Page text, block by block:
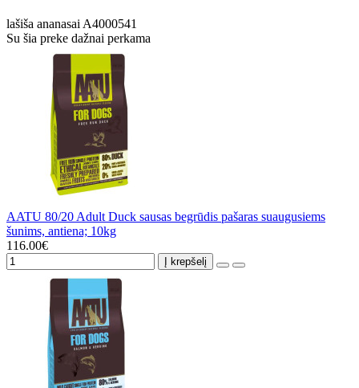
lašiša ananasai A4000541
Su šia preke dažnai perkama
AATU 80/20 Adult Duck sausas begrūdis pašaras suaugusiems
šunims, antiena; 10kg
116.00€
Į krepšelį